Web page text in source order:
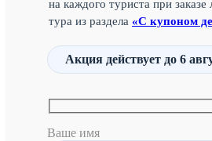
на каждого туриста при заказе
тура из раздела «С купоном
Акция действует до 6
Ваше имя